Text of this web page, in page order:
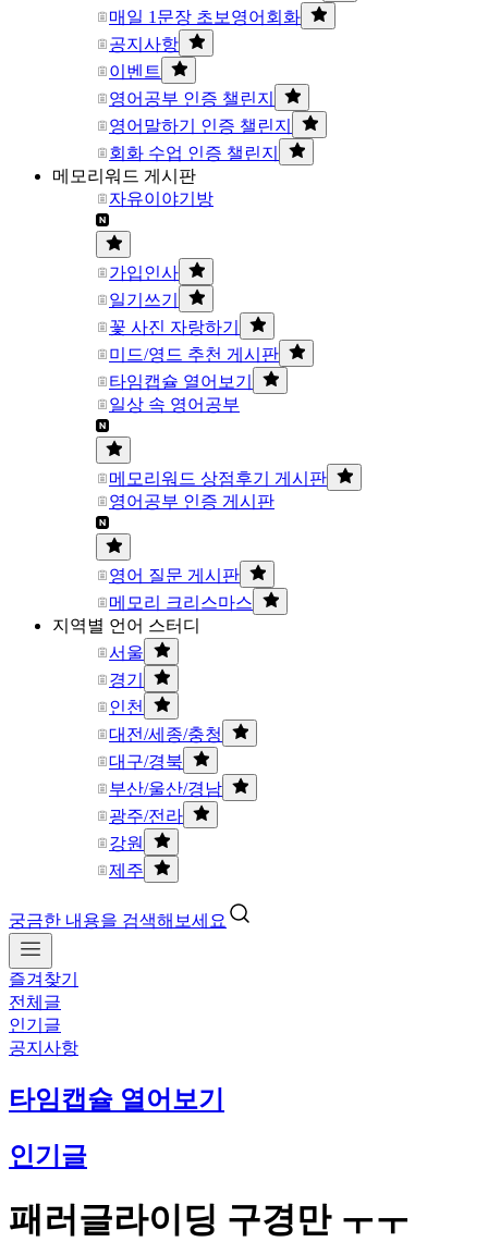
매일 1문장 초보영어회화
공지사항
이벤트
영어공부 인증 챌린지
영어말하기 인증 챌린지
회화 수업 인증 챌린지
메모리워드 게시판
자유이야기방
가입인사
일기쓰기
꽃 사진 자랑하기
미드/영드 추천 게시판
타임캡슐 열어보기
일상 속 영어공부
메모리워드 상점후기 게시판
영어공부 인증 게시판
영어 질문 게시판
메모리 크리스마스
지역별 언어 스터디
서울
경기
인천
대전/세종/충청
대구/경북
부산/울산/경남
광주/전라
강원
제주
궁금한 내용을 검색해보세요
즐겨찾기
전체글
인기글
공지사항
타임캡슐 열어보기
인기글
패러글라이딩 구경만 ㅜㅜ